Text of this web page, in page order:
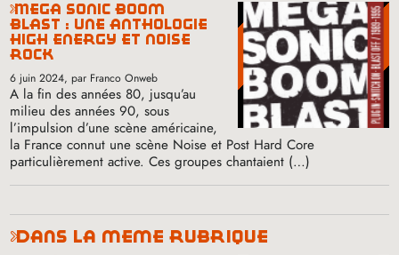
mega sonic boom
blast : une anthologie
high energy et noise
rock
6 juin 2024, par Franco Onweb
A la fin des années 80, jusqu’au
milieu des années 90, sous
l’impulsion d’une scène américaine,
la France connut une scène Noise et Post Hard Core
particulièrement active. Ces groupes chantaient (…)
dans la même rubrique